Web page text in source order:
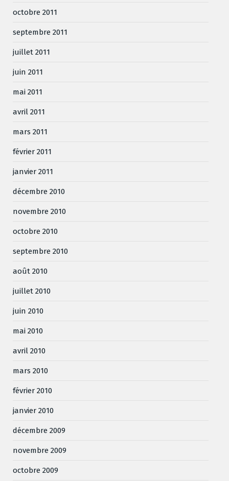
octobre 2011
septembre 2011
juillet 2011
juin 2011
mai 2011
avril 2011
mars 2011
février 2011
janvier 2011
décembre 2010
novembre 2010
octobre 2010
septembre 2010
août 2010
juillet 2010
juin 2010
mai 2010
avril 2010
mars 2010
février 2010
janvier 2010
décembre 2009
novembre 2009
octobre 2009